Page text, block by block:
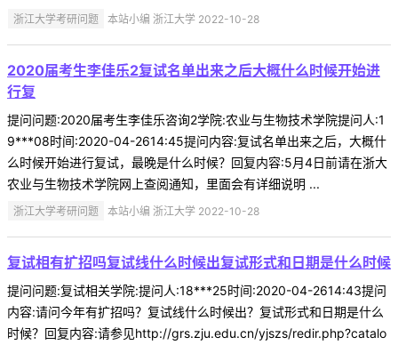
浙江大学考研问题 本站小编 浙江大学 2022-10-28
2020届考生李佳乐2复试名单出来之后大概什么时候开始进
行复
提问问题:2020届考生李佳乐咨询2学院:农业与生物技术学院提问人:1
9***08时间:2020-04-2614:45提问内容:复试名单出来之后，大概什
么时候开始进行复试，最晚是什么时候？回复内容:5月4日前请在浙大
农业与生物技术学院网上查阅通知，里面会有详细说明 ...
浙江大学考研问题 本站小编 浙江大学 2022-10-28
复试相有扩招吗复试线什么时候出复试形式和日期是什么时候
提问问题:复试相关学院:提问人:18***25时间:2020-04-2614:43提问
内容:请问今年有扩招吗？复试线什么时候出？复试形式和日期是什么
时候？回复内容:请参见http://grs.zju.edu.cn/yjszs/redir.php?catalo